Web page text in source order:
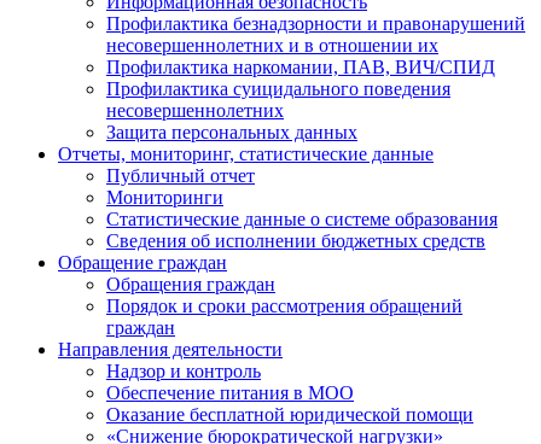
Профилактика безнадзорности и правонарушений
несовершеннолетних и в отношении их
Профилактика наркомании, ПАВ, ВИЧ/СПИД
Профилактика суицидального поведения
несовершеннолетних
Защита персональных данных
Отчеты, мониторинг, статистические данные
Публичный отчет
Мониторинги
Статистические данные о системе образования
Сведения об исполнении бюджетных средств
Обращение граждан
Обращения граждан
Порядок и сроки рассмотрения обращений
граждан
Направления деятельности
Надзор и контроль
Обеспечение питания в МОО
Оказание бесплатной юридической помощи
«Снижение бюрократической нагрузки»